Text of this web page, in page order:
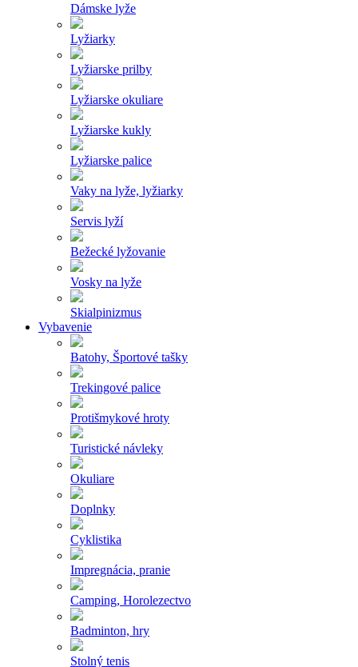
Dámske lyže
Lyžiarky
Lyžiarske prilby
Lyžiarske okuliare
Lyžiarske kukly
Lyžiarske palice
Vaky na lyže, lyžiarky
Servis lyží
Bežecké lyžovanie
Vosky na lyže
Skialpinizmus
Vybavenie
Batohy, Športové tašky
Trekingové palice
Protišmykové hroty
Turistické návleky
Okuliare
Doplnky
Cyklistika
Impregnácia, pranie
Camping, Horolezectvo
Badminton, hry
Stolný tenis